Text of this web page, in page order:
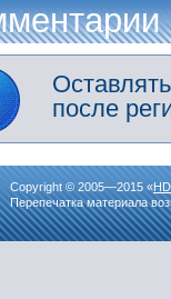
после
Copyright © 2005—2015 «
Перепечатка материала